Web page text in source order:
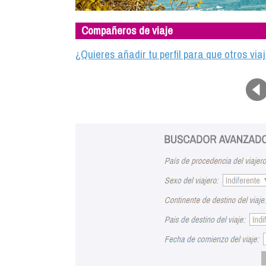
Compañeros de viaje
¿Quieres añadir tu perfil para que otros